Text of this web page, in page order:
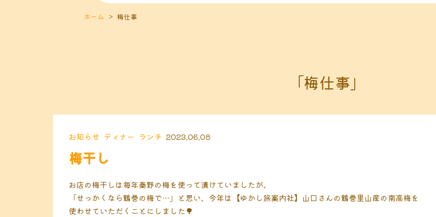
ホーム 梅仕事
「梅仕事」
お知らせ ディナー ランチ 2023.06.08
梅干し
お店の梅干しは毎年秦野の梅を使って漬けていましたが、
「せっかくなら鶴巻の梅で…」と思い、今年は【ゆかし旅案内社】山口さんの鶴巻里山産の南高梅を
使わせていただくことにしました🌳